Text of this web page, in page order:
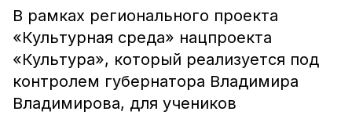
В рамках регионального проекта
«Культурная среда» нацпроекта
«Культура», который реализуется под
контролем губернатора Владимира
Владимирова, для учеников